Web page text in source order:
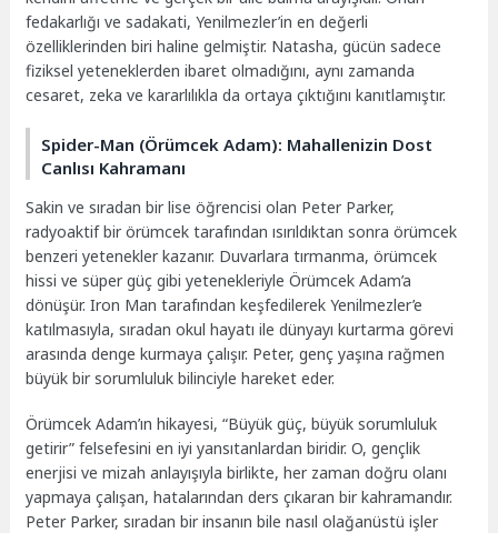
fedakarlığı ve sadakati, Yenilmezler’in en değerli
özelliklerinden biri haline gelmiştir. Natasha, gücün sadece
fiziksel yeteneklerden ibaret olmadığını, aynı zamanda
cesaret, zeka ve kararlılıkla da ortaya çıktığını kanıtlamıştır.
Spider-Man (Örümcek Adam): Mahallenizin Dost
Canlısı Kahramanı
Sakin ve sıradan bir lise öğrencisi olan Peter Parker,
radyoaktif bir örümcek tarafından ısırıldıktan sonra örümcek
benzeri yetenekler kazanır. Duvarlara tırmanma, örümcek
hissi ve süper güç gibi yetenekleriyle Örümcek Adam’a
dönüşür. Iron Man tarafından keşfedilerek Yenilmezler’e
katılmasıyla, sıradan okul hayatı ile dünyayı kurtarma görevi
arasında denge kurmaya çalışır. Peter, genç yaşına rağmen
büyük bir sorumluluk bilinciyle hareket eder.
Örümcek Adam’ın hikayesi, “Büyük güç, büyük sorumluluk
getirir” felsefesini en iyi yansıtanlardan biridir. O, gençlik
enerjisi ve mizah anlayışıyla birlikte, her zaman doğru olanı
yapmaya çalışan, hatalarından ders çıkaran bir kahramandır.
Peter Parker, sıradan bir insanın bile nasıl olağanüstü işler